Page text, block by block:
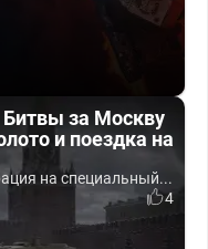
за Москву
и поездка на
на специальный...
4